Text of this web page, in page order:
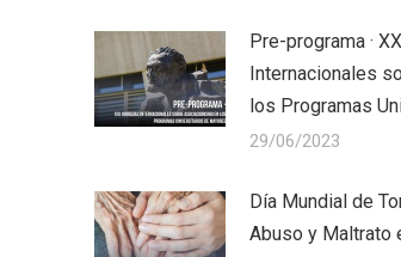
Pre-programa ·
Internacionales
los Programas
29/06/2023
Día Mundial de
Abuso y Maltrato